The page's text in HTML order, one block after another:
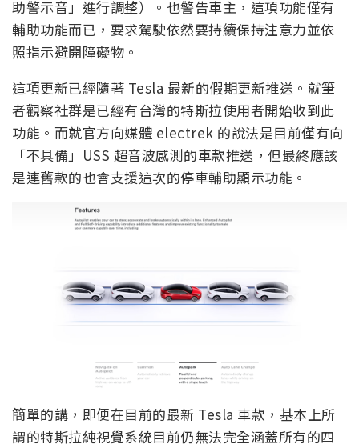
助警示音」進行調整）。也警告車主，這項功能僅有
輔助功能而已，要求駕駛依然要持續保持注意力並依
照指示避開障礙物。
這項更新已經隨著 Tesla 最新的假期更新推送。就筆
者觀察社群是已經有台灣的特斯拉使用者開始收到此
功能。而就官方向媒體 electrek 的說法是目前僅有向
「不具備」USS 超音波感測的車款推送，但最終應該
是連舊款的也會支援這次的停車輔助顯示功能。
簡單的講，即便在目前的最新 Tesla 車款，基本上所
謂的特斯拉純視覺系統目前仍無法完全涵蓋所有的四